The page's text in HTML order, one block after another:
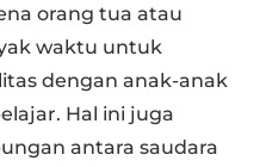
orang tua atau
waktu untuk
dengan anak-anak
Hal ini juga
antara saudara